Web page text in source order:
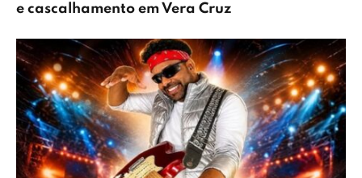
e cascalhamento em Vera Cruz